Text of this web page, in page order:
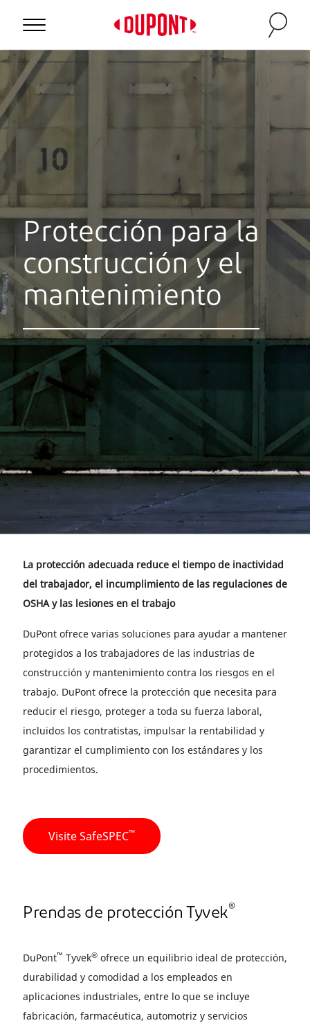
Personal Protection
™
Protección para la
construcción y el
mantenimiento
La protección adecuada reduce el tiempo de inactividad
del trabajador, el incumplimiento de las regulaciones de
OSHA y las lesiones en el trabajo
DuPont ofrece varias soluciones para ayudar a mantener
protegidos a los trabajadores de las industrias de
construcción y mantenimiento contra los riesgos en el
trabajo. DuPont ofrece la protección que necesita para
reducir el riesgo, proteger a toda su fuerza laboral,
incluidos los contratistas, impulsar la rentabilidad y
garantizar el cumplimiento con los estándares y los
procedimientos.
Visite SafeSPEC™
Prendas de protección Tyvek®
DuPont™ Tyvek® ofrece un equilibrio ideal de protección,
durabilidad y comodidad a los empleados en
aplicaciones industriales, entre lo que se incluye
fabricación, farmacéutica, automotriz y servicios